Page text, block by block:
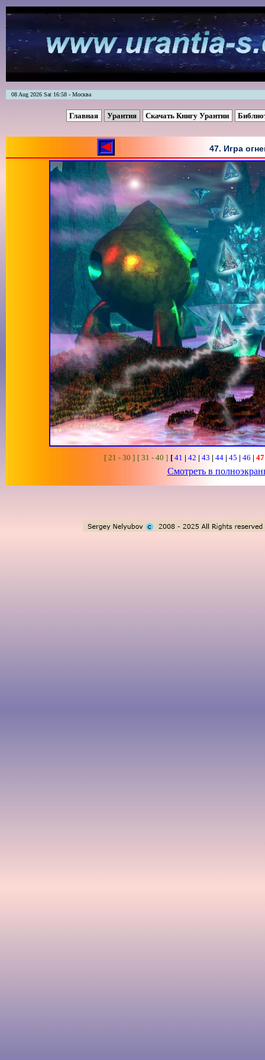
08 Aug 2026 Sat 16:58 - Москва
Главная Урантия Скачать Книгу Урантии
47. Игра
[ 21 - 30 ] [ 31 - 40 ] [41 | 42 | 43 | 44 | 45 | 46 |
Смотреть в